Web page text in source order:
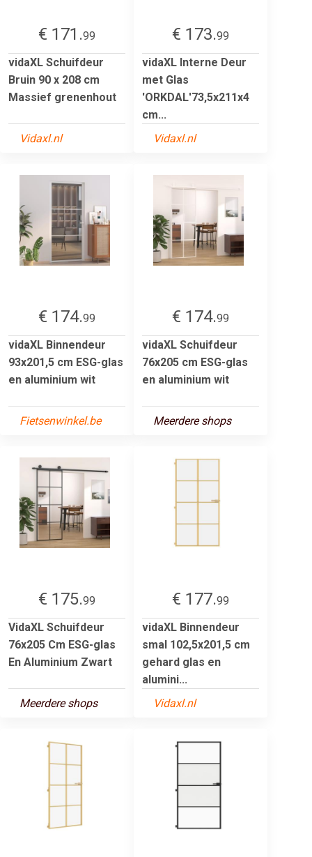
€ 171.99
vidaXL Schuifdeur
Bruin 90 x 208 cm
Massief grenenhout
Vidaxl.nl
€ 173.99
vidaXL Interne Deur
met Glas
'ORKDAL'73,5x211x4
cm...
Vidaxl.nl
€ 174.99
vidaXL Binnendeur
93x201,5 cm ESG-glas
en aluminium wit
Fietsenwinkel.be
€ 174.99
vidaXL Schuifdeur
76x205 cm ESG-glas
en aluminium wit
Meerdere shops
€ 175.99
VidaXL Schuifdeur
76x205 Cm ESG-glas
En Aluminium Zwart
Meerdere shops
€ 177.99
vidaXL Binnendeur
smal 102,5x201,5 cm
gehard glas en
alumini...
Vidaxl.nl